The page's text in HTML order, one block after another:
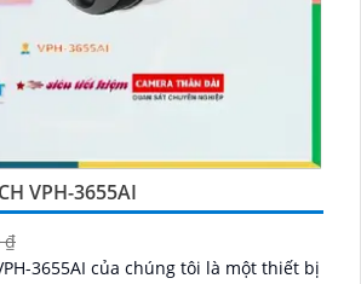
VPH-3655AI
₫
3655AI của chúng tôi là một thiết bị